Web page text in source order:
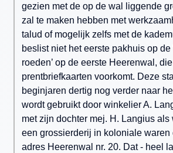
gezien met de op de wal liggende
zal te maken hebben met
talud of mogelijk zelfs met de
beslist niet het eerste pakhuis op de
roeden’ op de eerste Heerenwal,
prentbriefkaarten voorkomt. Deze
beginjaren dertig nog verder naar
wordt gebruikt door winkelier A.
met zijn dochter mej. H. Langius
een grossierderij in koloniale waren
adres Heerenwal nr. 20. Dat - heel